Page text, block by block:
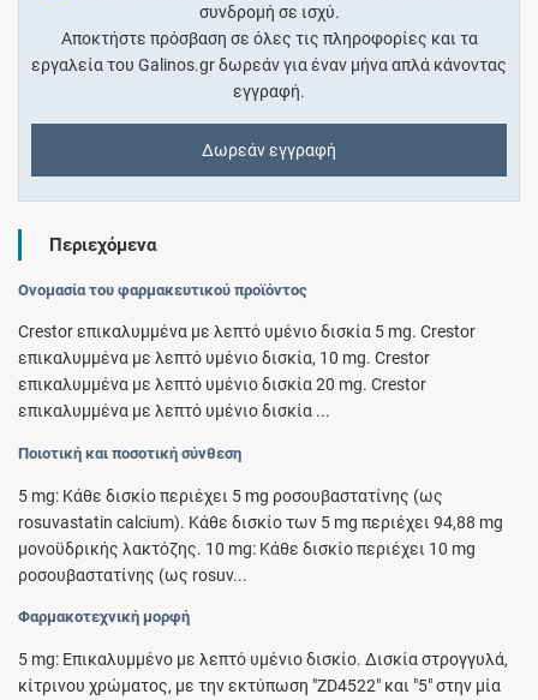
συνδρομή σε ισχύ.
Αποκτήστε πρόσβαση σε όλες τις πληροφορίες και τα
εργαλεία του Galinos.gr δωρεάν για έναν μήνα απλά κάνοντας
εγγραφή.
Δωρεάν εγγραφή
Περιεχόμενα
Ονομασία του φαρμακευτικού προϊόντος
Crestor επικαλυμμένα με λεπτό υμένιο δισκία 5 mg. Crestor
επικαλυμμένα με λεπτό υμένιο δισκία, 10 mg. Crestor
επικαλυμμένα με λεπτό υμένιο δισκία 20 mg. Crestor
επικαλυμμένα με λεπτό υμένιο δισκία ...
Ποιοτική και ποσοτική σύνθεση
5 mg: Κάθε δισκίο περιέχει 5 mg ροσουβαστατίνης (ως
rosuvastatin calcium). Κάθε δισκίο των 5 mg περιέχει 94,88 mg
μονοϋδρικής λακτόζης. 10 mg: Κάθε δισκίο περιέχει 10 mg
ροσουβαστατίνης (ως rosuv...
Φαρμακοτεχνική μορφή
5 mg: Επικαλυμμένο με λεπτό υμένιο δισκίο. Δισκία στρογγυλά,
κίτρινου χρώματος, με την εκτύπωση "ZD4522" και "5" στην μία